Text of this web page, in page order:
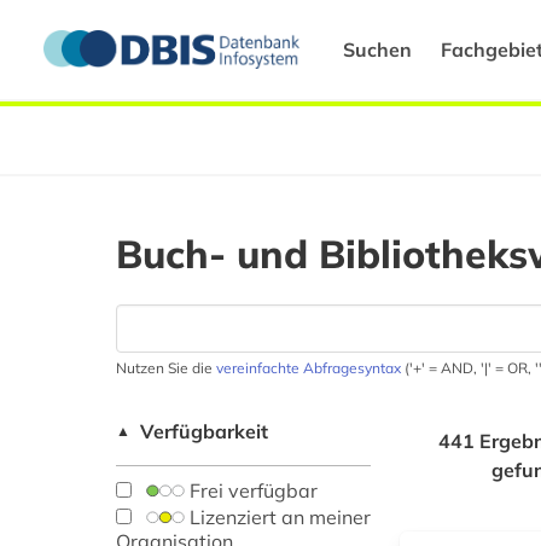
Suchen
Buch- und
Nutzen Sie die vereinfachte Abfragesyntax ('+' = AND, '|' = OR,
▲ Verfügbarkeit
Frei verfügbar
Lizenziert an meiner
441